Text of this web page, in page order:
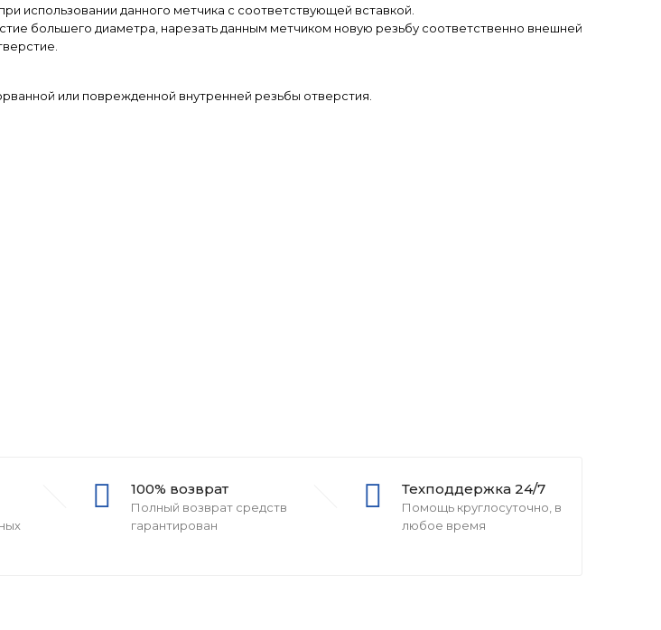
использовании данного метчика с соответствующей вставкой.
большего диаметра, нарезать данным метчиком новую резьбу соответственно внешней
или поврежденной внутренней резьбы отверстия.
100% возврат
Полный возврат средств
гарантирован
Техподдержка 24/7
Помощь круглосуточно, в
любое время